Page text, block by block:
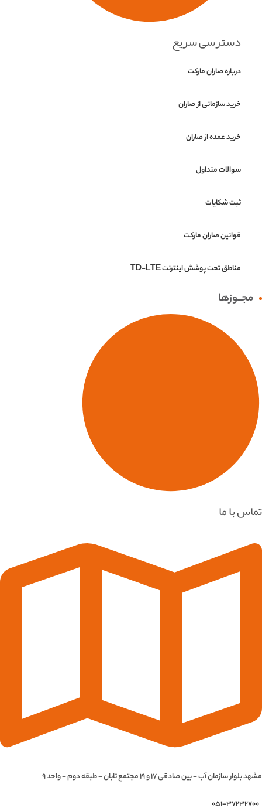
دسترسی سریع
درباره صاران مارکت
خرید سازمانی از صاران
خرید عمده از صاران
سوالات متداول
ثبت شکایات
قوانین صاران مارکت
مناطق تحت پوشش اینترنت TD-LTE
مجــوزها
تماس با ما
مشهد بلوار سازمان آب - بین صادقی 17 و 19 مجتمع تابان - طبقه دوم - واحد 9
051-37232700